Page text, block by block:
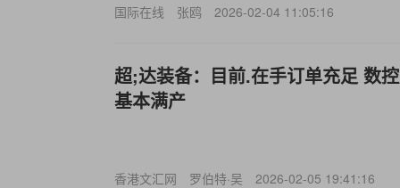
国际在线 张鸥 2026-02-04 11:05:16
超;达装备：目前.在手订单充足 数
基本满产
香港文汇网 罗伯特·吴 2026-02-05 19:41:16